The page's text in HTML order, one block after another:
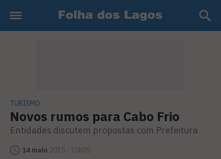
TURISMO
Novos rumos para Cabo Frio
Entidades discutem propostas com Prefeitura
14 maio 2015 - 10h05